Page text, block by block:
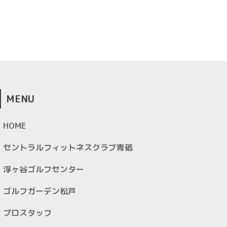
MENU
HOME
セントラルフィットネスクラブ青砥
浮ヶ谷ゴルフセンター
ゴルフガーデン松戸
プロスタッフ